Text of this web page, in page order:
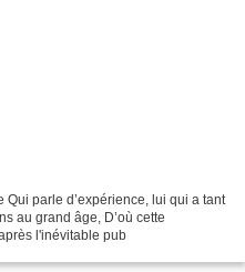
Qui parle d’expérience, lui qui a tant
au grand âge, D’où cette
l'inévitable pub